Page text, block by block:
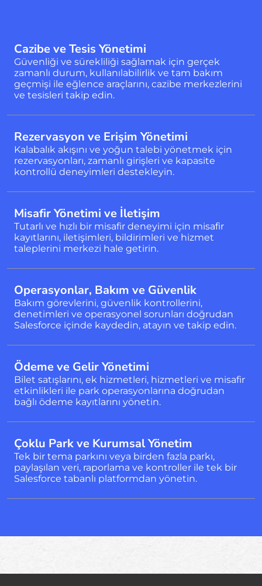
Cazibe ve Tesis Yönetimi
Güvenliği ve sürekliliği sağlamak için gerçek
zamanlı durum, kullanılabilirlik ve tam bakım
geçmişi ile eğlence araçlarını, cazibe merkezlerini
ve tesisleri takip edin.
Rezervasyon ve Erişim Yönetimi
Kalabalık akışını ve yoğun talebi yönetmek için
rezervasyonları, zamanlı girişleri ve kapasite
kontrollü deneyimleri destekleyin.
Misafir Yönetimi ve İletişim
Tutarlı ve hızlı bir misafir deneyimi için misafir
kayıtlarını, iletişimleri, bildirimleri ve hizmet
taleplerini merkezi hale getirin.
Operasyonlar, Bakım ve Güvenlik
Bakım görevlerini, güvenlik kontrollerini,
denetimleri ve operasyonel sorunları doğrudan
Salesforce içinde kaydedin, atayın ve takip edin.
Ödeme ve Gelir Yönetimi
Bilet satışlarını, ek hizmetleri, hizmetleri ve misafir
etkinlikleri ile park operasyonlarına doğrudan
bağlı ödeme kayıtlarını yönetin.
Çoklu Park ve Kurumsal Yönetim
Tek bir tema parkını veya birden fazla parkı,
paylaşılan veri, raporlama ve kontroller ile tek bir
Salesforce tabanlı platformdan yönetin.